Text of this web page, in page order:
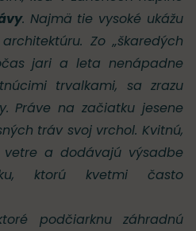
. Najmä tie vysoké ukážu
Zo „škaredých
jari a leta nenápadne
trvalkami, sa zrazu
Práve na začiatku jesene
tráv svoj vrchol. Kvitnú,
a dodávajú výsadbe
ktorú kvetmi často
podčiarknu záhradnú